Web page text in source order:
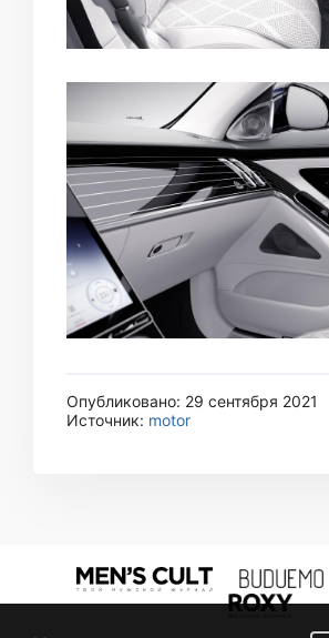
Опубликовано: 29 сентября 2021
Источник: motor